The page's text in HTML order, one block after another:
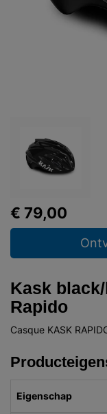
€ 79,00
Kask
Rapido
Casque KASK
Eigenschap